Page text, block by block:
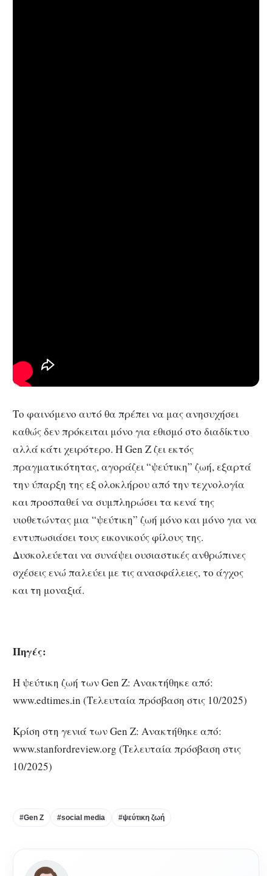
Το φαινόμενο αυτό θα πρέπει να μας ανησυχήσει
καθώς δεν πρόκειται μόνο για εθισμό στο διαδίκτυο
αλλά κάτι χειρότερο. Η Gen Z ζει εκτός
πραγματικότητας, αγοράζει “ψεύτικη” ζωή, εξαρτά
την ύπαρξη της εξ ολοκλήρου από την τεχνολογία
και προσπαθεί να συμπληρώσει τα κενά της
υιοθετώντας μια “ψεύτικη” ζωή μόνο και μόνο για να
εντυπωσιάσει τους εικονικούς φίλους της.
Δυσκολεύεται να συνάψει ουσιαστικές ανθρώπινες
σχέσεις ενώ παλεύει με τις ανασφάλειες, το άγχος
και τη μοναξιά.
Πηγές:
Η ψεύτικη ζωή των Gen Z: Ανακτήθηκε από:
www.edtimes.in (Τελευταία πρόσβαση στις 10/2025)
Κρίση στη γενιά των Gen Z: Ανακτήθηκε από:
www.stanfordreview.org (Τελευταία πρόσβαση στις
10/2025)
#Gen Z #social media #ψεύτικη ζωή